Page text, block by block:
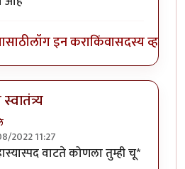
लॉग इन कराकिंवासदस्य व्हा
2022 11:27
हास्यास्पदbyकपिलमुनी
वाटते कोणला तुम्ही चू*